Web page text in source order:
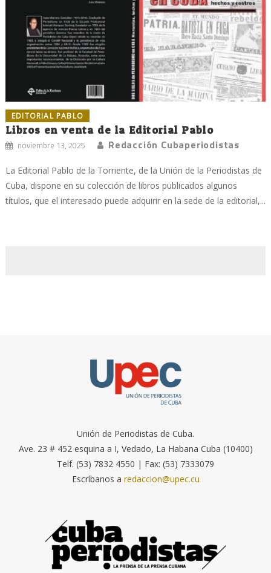
EDITORIAL PABLO
Libros en venta de la Editorial Pablo
noviembre 13, 2025 Redacción Cubaperiodistas
La Editorial Pablo de la Torriente, de la Unión de la Periodistas de
Cuba, dispone en su colección de libros publicados algunos
títulos, que el interesado puede adquirir en la sede de la editorial,...
Unión de Periodistas de Cuba.
Ave. 23 # 452 esquina a I, Vedado, La Habana Cuba (10400)
Telf. (53) 7832 4550 | Fax: (53) 7333079
Escríbanos a redaccion@upec.cu